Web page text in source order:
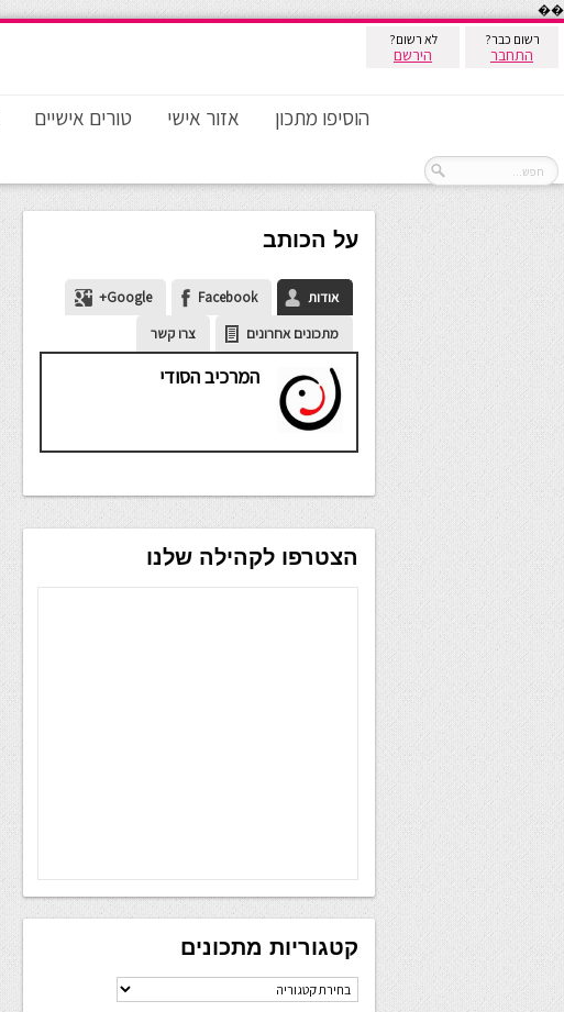
��
רשום כבר?
התחבר
לא רשום?
הירשם
הוסיפו מתכון אזור אישי טורים אישיים
על הכותב
אודות Facebook
Google+
מתכונים אחרונים
צרו קשר
המרכיב הסודי
הצטרפו לקהילה שלנו
קטגוריות מתכונים
קטגוריות
מתכונים